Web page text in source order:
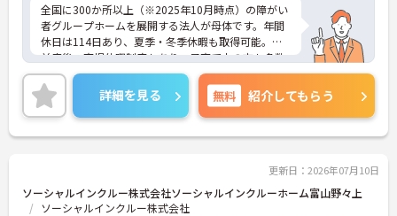
全国に300か所以上（※2025年10月時点）の障がい
者グループホームを展開する法人が母体です。年間
休日は114日あり、夏季・冬季休暇も取得可能。産
前産後・育児休暇制度もあり、子育て中の方も多数
活躍中で、ワークライフバランスを大切にしながら
働ける環境が整っています。研修制度や外部勉強会
の受講支援もあり、スキルアップもしっかりサポー
ト。将来的には管理者やエリアマネージャーへのキ
ャリアアップも目指せます。20代から60代まで幅広
の職場です。介護経験を活かしたい方、福祉の資格
をお持ちの方、安定した法人でキャリアを築きたい
方におすすめです。
詳細を見る 無料 紹介してもらう
更新日：2026年07月10日
ソーシャルインクルー株式会社ソーシャルインクルーホーム富山野々上
ソーシャルインクルー株式会社